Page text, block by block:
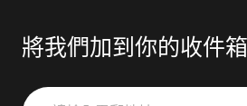
將我們加到你的收件箱
請